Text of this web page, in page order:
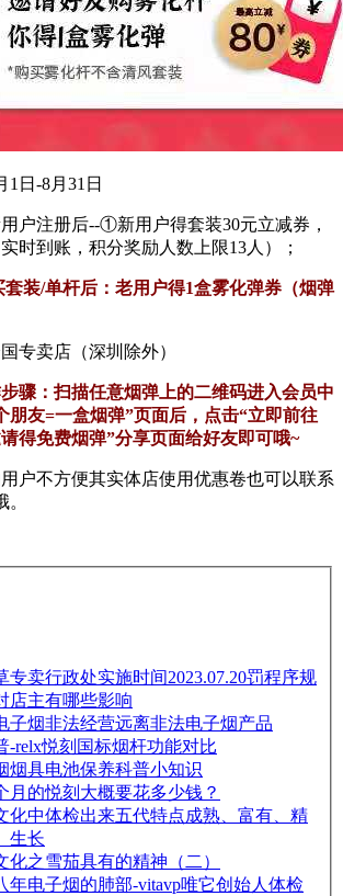
1日-8月31日
户注册后--①新用户得套装30元立减券，
时到账，积分奖励人数上限13人）；
装/单杆后：老用户得1盒雾化弹券（烟弹
专卖店（深圳除外）
骤：扫描任意烟弹上的二维码进入会员中
朋友=一盒烟弹”页面后，点击“立即前往
得免费烟弹”分享页面给好友即可哦~
户不方便其实体店使用优惠卷也可以联系
专卖行政处实施时间2023.07.20罚程序规
店主有哪些影响
子烟非法经营远离非法电子烟产品
-relx悦刻国标烟杆功能对比
烟具电池保养科普小知识
月的悦刻大概要花多少钱？
化中体检出来五代特点成熟、富有、精
生长
化之雪茄具有的精神（二）
年电子烟的肺部-vitavp唯它创始人体检